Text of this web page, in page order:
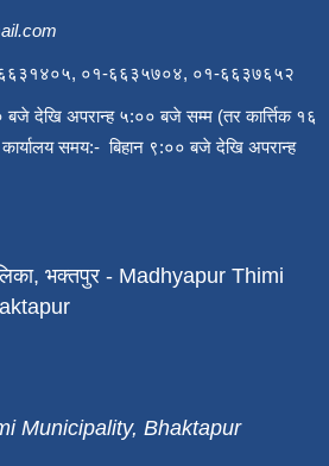
०१-६६३५७०४, ०१-६६३७६५२
बजे देखि अपरान्ह ५:०० बजे सम्म (तर कार्त्तिक १६
समय:- बिहान ९:०० बजे देखि अपरान्ह
भक्तपुर - Madhyapur Thimi
Municipality, Bhaktapur